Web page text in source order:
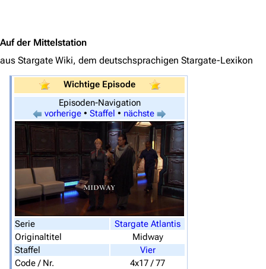
3639 2133
Navigation
Hauptseite
Von A bis Z
Zufälliger Artikel
Spezialseiten
Datei hochladen
Filme und Serien
Auf der Mittelstation
aus Stargate Wiki, dem deutschsprachigen Stargate-Lexikon
Wichtige Episode
Episoden-Navigation
vorherige • Staffel • nächste
Serie
Stargate Atlantis
Originaltitel
Midway
Staffel
Vier
Code / Nr.
4x17 / 77